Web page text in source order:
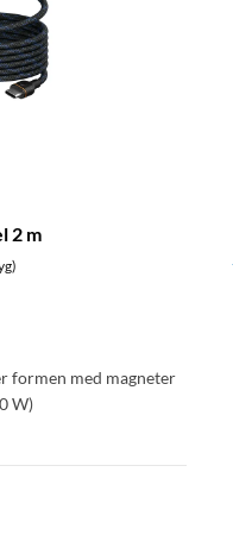
2 m
formen med magneter
W)